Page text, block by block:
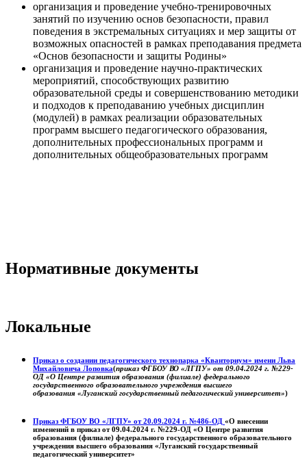
организация и проведение учебно-тренировочных
занятий по изучению основ безопасности, правил
поведения в экстремальных ситуациях и мер защиты от
возможных опасностей в рамках преподавания предмета
«Основ безопасности и защиты Родины»
организация и проведение научно-практических
мероприятий, способствующих развитию
образовательной среды и совершенствованию методики
и подходов к преподаванию учебных дисциплин
(модулей) в рамках реализации образовательных
программ высшего педагогического образования,
дополнительных профессиональных программ и
дополнительных общеобразовательных программ
Нормативные документы
Локальные
Приказ о создании педагогического технопарка «Кванториум» имени Льва
Михайловича Лоповка(приказ ФГБОУ ВО «ЛГПУ» от 09.04.2024 г. №229-
ОД «О Центре развития образования (филиале) федерального
государственного образовательного учреждения высшего
образования «Луганский государственный педагогический университет»)
Приказ ФГБОУ ВО «ЛГПУ» от 20.09.2024 г. №486-ОД «О внесении
изменений в приказ от 09.04.2024 г. №229-ОД «О Центре развития
образования (филиале) федерального государственного образовательного
учреждения высшего образования «Луганский государственный
педагогический университет»